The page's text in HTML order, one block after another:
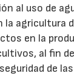
al uso de
la agricultura
en la
al fin
de